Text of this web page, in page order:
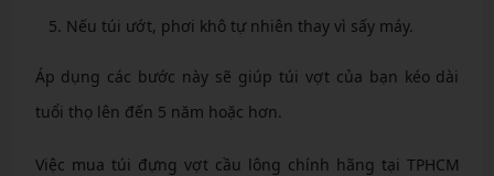
Nếu túi ướt, phơi khô tự nhiên thay vì sấy máy.
Áp dụng các bước này sẽ giúp túi vợt của bạn kéo dài
tuổi thọ lên đến 5 năm hoặc hơn.
Việc mua túi đựng vợt cầu lông chính hãng tại TPHCM